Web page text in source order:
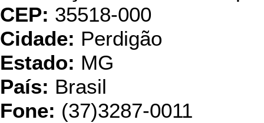
CEP: 35518-000
Cidade: Perdigão
Estado: MG
País: Brasil
Fone: (37)3287-0011